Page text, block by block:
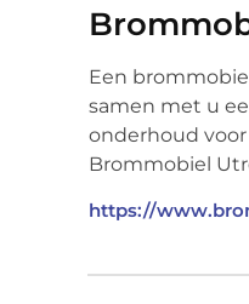
Een
samen met u
onderhoud
Brommobiel
https://